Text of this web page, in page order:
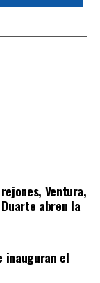
Ventura,
abren la
inauguran el